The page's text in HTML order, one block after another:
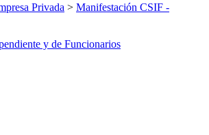
Privada > Manifestación CSIF -
y de Funcionarios